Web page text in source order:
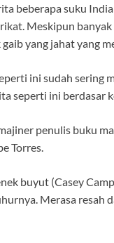
beberapa suku
Meskipun
yang jahat yang
ini sudah sering
seperti ini berdasar
penulis buku
Torres.
buyut (Casey
Merasa resah